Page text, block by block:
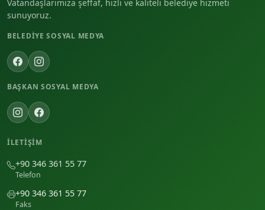
Vatandaşlarımıza şeffaf, hızlı ve kaliteli belediye hizmeti
sunuyoruz.
BELEDIYE SOSYAL MEDYA
BAŞKAN SOSYAL MEDYA
İLETIŞIM
+90 346 361 55 77
Telefon
+90 346 361 55 77
Faks